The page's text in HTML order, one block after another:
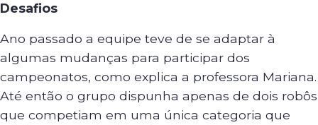
Desafios
Ano passado a equipe teve de se adaptar à
algumas mudanças para participar dos
campeonatos, como explica a professora Mariana.
Até então o grupo dispunha apenas de dois robôs
que competiam em uma única categoria que